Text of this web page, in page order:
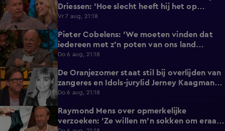
Driessen: 'Hoe slecht heeft hij het op
vakantie?!'
Vr 7 aug, 21:18
1:16
Pieter Cobelens: 'We moeten vinden dat
iedereen met z'n poten van ons land
afblijft!'
Do 6 aug, 21:18
0:36
De Oranjezomer staat stil bij overlijden van
zangeres en Idols-jurylid Jerney Kaagman
(79)
Do 6 aug, 21:18
1:49
Raymond Mens over opmerkelijke
verzoeken: 'Ze willen m'n sokken om eraan